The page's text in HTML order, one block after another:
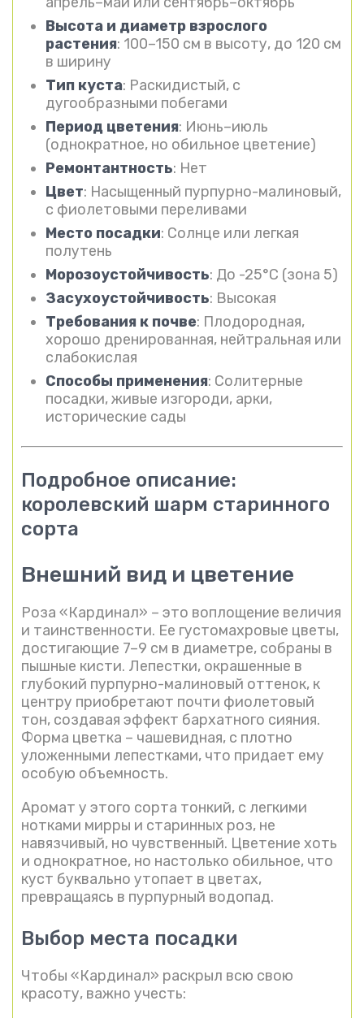
Высота и диаметр взрослого
растения: 100–150 см в высоту, до 120 см
в ширину
Тип куста: Раскидистый, с
дугообразными побегами
Период цветения: Июнь–июль
(однократное, но обильное цветение)
Ремонтантность: Нет
Цвет: Насыщенный пурпурно-малиновый,
с фиолетовыми переливами
Место посадки: Солнце или легкая
полутень
Морозоустойчивость: До -25°C (зона 5)
Засухоустойчивость: Высокая
Требования к почве: Плодородная,
хорошо дренированная, нейтральная или
слабокислая
Способы применения: Солитерные
посадки, живые изгороди, арки,
исторические сады
Подробное описание:
королевский шарм старинного
сорта
Внешний вид и цветение
Роза «Кардинал» – это воплощение величия
и таинственности. Ее густомахровые цветы,
достигающие 7–9 см в диаметре, собраны в
пышные кисти. Лепестки, окрашенные в
глубокий пурпурно-малиновый оттенок, к
центру приобретают почти фиолетовый
тон, создавая эффект бархатного сияния.
Форма цветка – чашевидная, с плотно
уложенными лепестками, что придает ему
особую объемность.
Аромат у этого сорта тонкий, с легкими
нотками мирры и старинных роз, не
навязчивый, но чувственный. Цветение хоть
и однократное, но настолько обильное, что
куст буквально утопает в цветах,
превращаясь в пурпурный водопад.
Выбор места посадки
Чтобы «Кардинал» раскрыл всю свою
красоту, важно учесть: